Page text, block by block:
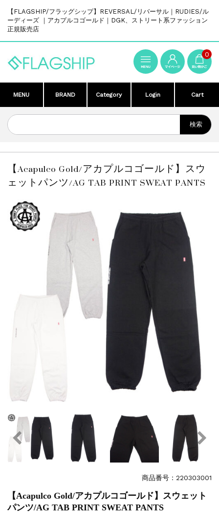
【FLAGSHIP/フラッグシップ】REVERSAL/リバーサル｜RUDIES/ル
ーディーズ ｜アカプルコゴールド｜DGK、ストリート系ファッション
正規販売店
0
MENU BRAND Category Login Cart
【Acapulco Gold/アカプルコゴールド】スウ
ェットパンツ/AG TAB PRINT SWEAT PANTS
商品番号：220303001
【Acapulco Gold/アカプルコゴールド】スウェット
パンツ/AG TAB PRINT SWEAT PANTS